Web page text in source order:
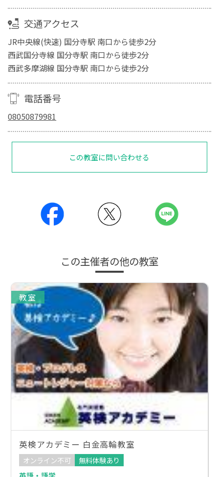
交通アクセス
JR中央線(快速) 国分寺駅 南口から徒歩2分
西武国分寺線 国分寺駅 南口から徒歩2分
西武多摩湖線 国分寺駅 南口から徒歩2分
電話番号
08050879981
この教室に問い合わせる
この主催者の他の教室
教室
英検アカデミー 白金高輪教室
オンライン不可
無料体験あり